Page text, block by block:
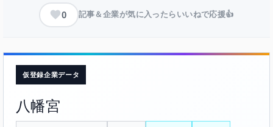
0 記事＆企業が気に入ったらいいねで応援👍
仮登録企業データ
八幡宮